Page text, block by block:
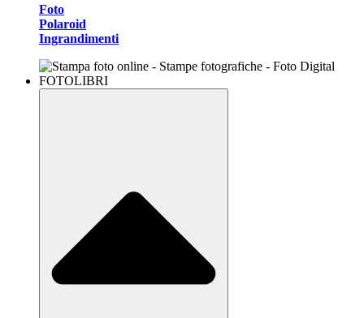
Foto
Polaroid
Ingrandimenti
FOTOLIBRI